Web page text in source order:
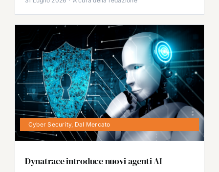
Cyber Security, Dal Mercato
Dynatrace introduce nuovi agenti AI